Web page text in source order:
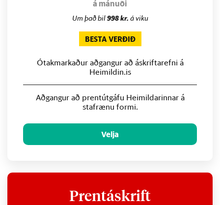
á mánuði
Um það bil998 kr. á viku
BESTA VERÐIÐ
Ótakmarkaður aðgangur að áskriftarefni á
Heimildin.is
Aðgangur að prentútgáfu Heimildarinnar á
stafrænu formi.
Velja
Prentáskrift